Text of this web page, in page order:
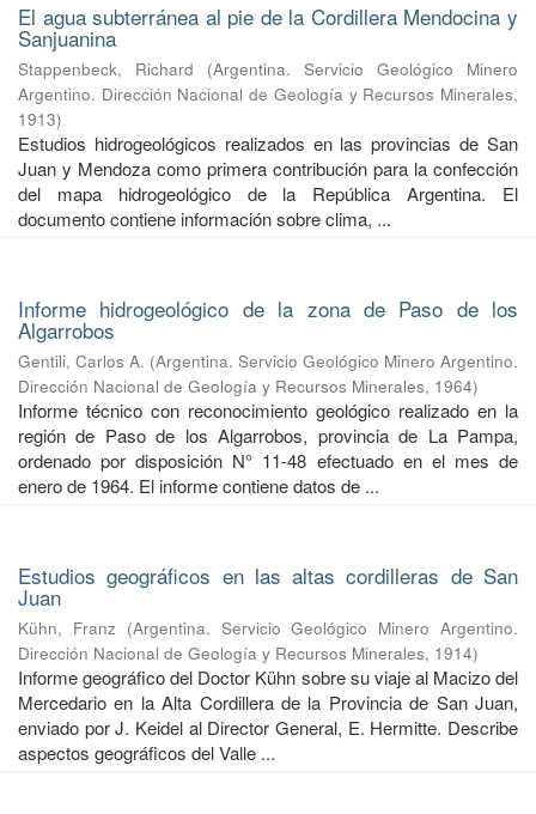
El agua subterránea al pie de la Cordillera Mendocina y
Sanjuanina
Stappenbeck, Richard (Argentina. Servicio Geológico Minero
Argentino. Dirección Nacional de Geología y Recursos Minerales,
1913)
Estudios hidrogeológicos realizados en las provincias de San
Juan y Mendoza como primera contribución para la confección
del mapa hidrogeológico de la República Argentina. El
documento contiene información sobre clima, ...
Informe hidrogeológico de la zona de Paso de los
Algarrobos
Gentili, Carlos A. (Argentina. Servicio Geológico Minero Argentino.
Dirección Nacional de Geología y Recursos Minerales, 1964)
Informe técnico con reconocimiento geológico realizado en la
región de Paso de los Algarrobos, provincia de La Pampa,
ordenado por disposición N° 11-48 efectuado en el mes de
enero de 1964. El informe contiene datos de ...
Estudios geográficos en las altas cordilleras de San
Juan
Kühn, Franz (Argentina. Servicio Geológico Minero Argentino.
Dirección Nacional de Geología y Recursos Minerales, 1914)
Informe geográfico del Doctor Kühn sobre su viaje al Macizo del
Mercedario en la Alta Cordillera de la Provincia de San Juan,
enviado por J. Keidel al Director General, E. Hermitte. Describe
aspectos geográficos del Valle ...